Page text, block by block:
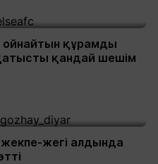
ойнайтын құрамды
қандай шешім
жегі алдында